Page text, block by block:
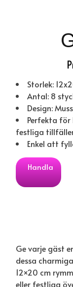
Storlek:
Antal: 8
Design:
Perfekta
festliga
Enkel att
Handla
Ge varje gäst
dessa
12×20 cm
eller festliga